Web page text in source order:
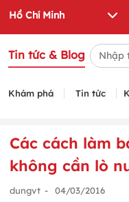
Tin tức & Blog
Khám phá Tin tức
Các cách làm
không cần lò
dungvt - 04/03/2016